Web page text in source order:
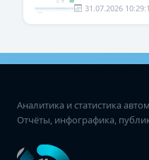
31.07.2026
Аналитика и статистика
Отчёты, инфографика,